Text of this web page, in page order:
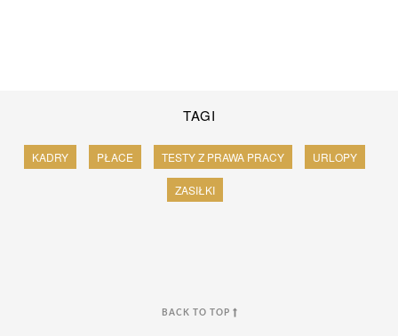
TAGI
KADRY PŁACE TESTY Z PRAWA PRACY URLOPY
ZASIŁKI
BACK TO TOP